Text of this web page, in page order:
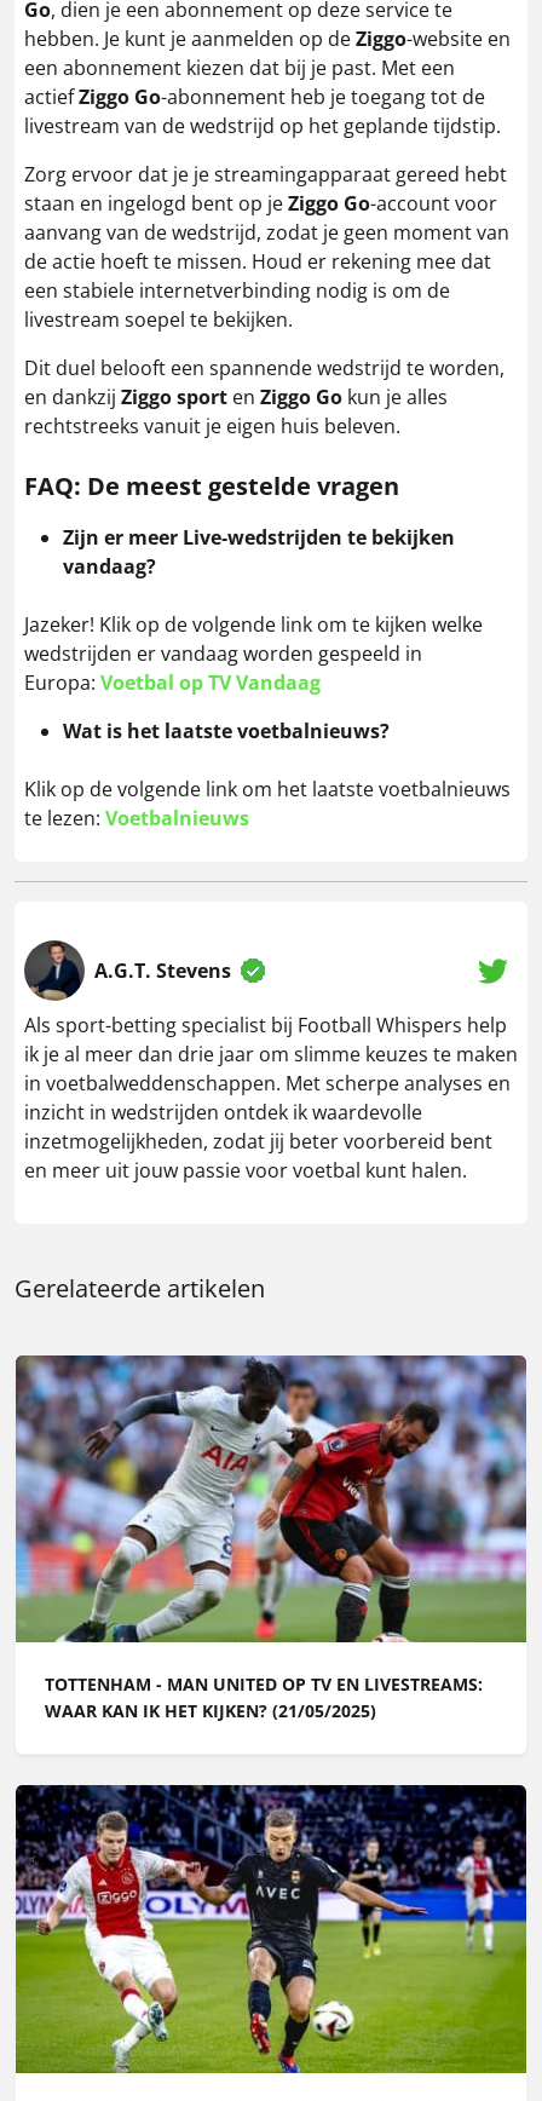
Go, dien je een abonnement op deze service te
hebben. Je kunt je aanmelden op deZiggo-website en
een abonnement kiezen dat bij je past. Met een
actiefZiggo Go-abonnement heb je toegang tot de
livestream van de wedstrijd op het geplande tijdstip.
Zorg ervoor dat je je streamingapparaat gereed hebt
staan en ingelogd bent op jeZiggo Go-account voor
aanvang van de wedstrijd, zodat je geen moment van
de actie hoeft te missen. Houd er rekening mee dat
een stabiele internetverbinding nodig is om de
livestream soepel te bekijken.
Dit duel belooft een spannende wedstrijd te worden,
en dankzij Ziggo sport en Ziggo Go kun je alles
rechtstreeks vanuit je eigen huis beleven.
FAQ: De meest gestelde vragen
Zijn er meer Live-wedstrijden te bekijken
vandaag?
Jazeker! Klik op de volgende link om te kijken welke
wedstrijden er vandaag worden gespeeld in
Europa: Voetbal op TV Vandaag
Wat is het laatste voetbalnieuws?
Klik op de volgende link om het laatste voetbalnieuws
te lezen: Voetbalnieuws
A.G.T. Stevens
Als sport-betting specialist bij Football Whispers help
ik je al meer dan drie jaar om slimme keuzes te maken
in voetbalweddenschappen. Met scherpe analyses en
inzicht in wedstrijden ontdek ik waardevolle
inzetmogelijkheden, zodat jij beter voorbereid bent
en meer uit jouw passie voor voetbal kunt halen.
Gerelateerde artikelen
TOTTENHAM - MAN UNITED OP TV EN LIVESTREAMS:
WAAR KAN IK HET KIJKEN? (21/05/2025)